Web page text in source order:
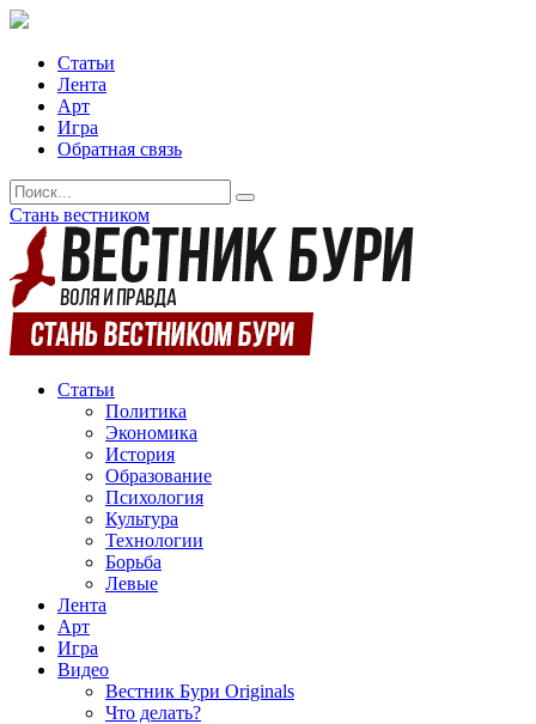
Статьи
Лента
Арт
Игра
Обратная связь
Стань вестником
Статьи
Политика
Экономика
История
Образование
Психология
Культура
Технологии
Борьба
Левые
Лента
Арт
Игра
Видео
Вестник Бури Originals
Что делать?